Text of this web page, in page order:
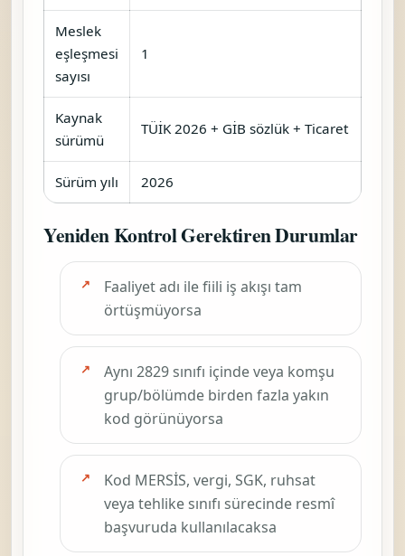
Meslek
eşleşmesi
sayısı
1
Kaynak
sürümü
TÜİK 2026 + GİB sözlük + Ticaret
Sürüm yılı 2026
Yeniden Kontrol Gerektiren Durumlar
Faaliyet adı ile fiili iş akışı tam
örtüşmüyorsa
Aynı 2829 sınıfı içinde veya komşu
grup/bölümde birden fazla yakın
kod görünüyorsa
Kod MERSİS, vergi, SGK, ruhsat
veya tehlike sınıfı sürecinde resmî
başvuruda kullanılacaksa